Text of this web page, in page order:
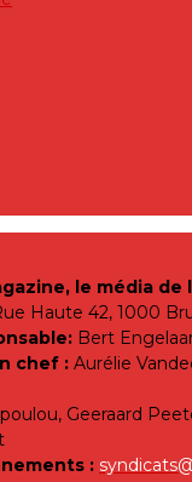
le média de
Haute 42, 1000
Bert
chef : Aurélie
Geeraard
: